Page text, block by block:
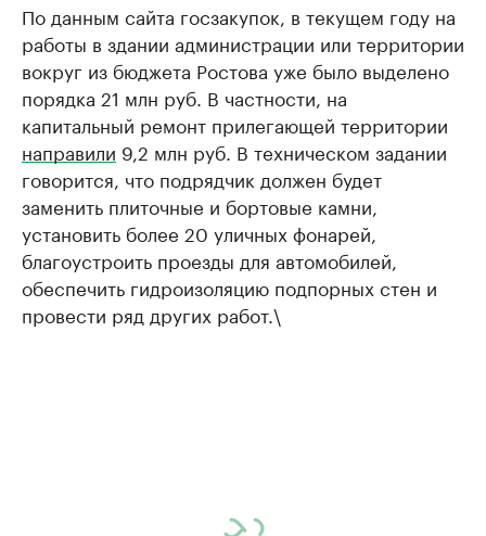
По данным сайта госзакупок, в текущем году на
работы в здании администрации или территории
вокруг из бюджета Ростова уже было выделено
порядка 21 млн руб. В частности, на
капитальный ремонт прилегающей территории
направили 9,2 млн руб. В техническом задании
говорится, что подрядчик должен будет
заменить плиточные и бортовые камни,
установить более 20 уличных фонарей,
благоустроить проезды для автомобилей,
обеспечить гидроизоляцию подпорных стен и
провести ряд других работ.\